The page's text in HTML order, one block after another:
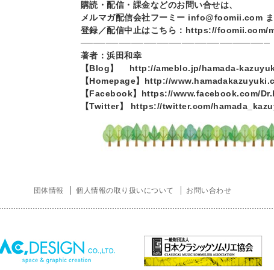
購読・配信・課金などのお問い合せは、
メルマガ配信会社フーミー info@foomii.com
登録／配信中止はこちら： https://foomii.com/
──────────────────────────────
著者：浜田和幸
【Blog】
http://ameblo.jp/hamada-
【Homepage】 http://
【Facebook】 https://www.facebook.com/
【Twitter】 https://twitter.com/
団体情報 個人情報の取り扱いについて お問い合わせ